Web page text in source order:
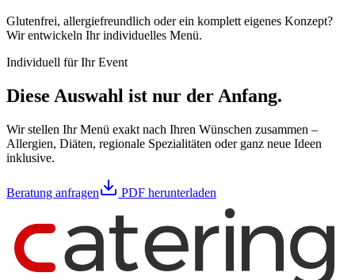
Glutenfrei, allergiefreundlich oder ein komplett eigenes Konzept?
Wir entwickeln Ihr individuelles Menü.
Individuell für Ihr Event
Diese Auswahl ist nur der Anfang.
Wir stellen Ihr Menü exakt nach Ihren Wünschen zusammen –
Allergien, Diäten, regionale Spezialitäten oder ganz neue Ideen
inklusive.
Beratung anfragen PDF herunterladen